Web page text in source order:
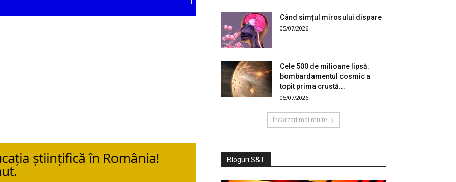
Când simțul mirosului dispare
05/07/2026
Cele 500 de milioane lipsă:
bombardamentul cosmic a
topit prima crustă...
05/07/2026
Încărcați mai multe
Bloguri S&T